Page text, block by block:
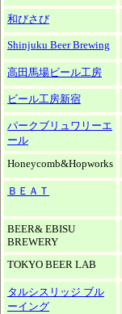
和びさび
Shinjuku Beer Brewing
高田馬場ビール工房
ビール工房新宿
パークブリュワリーエ
ール
Honeycomb&Hopworks
ＢＥＡＴ
BEER& EBISU
BREWERY
TOKYO BEER LAB
タルシスリッジ ブル
ーイング